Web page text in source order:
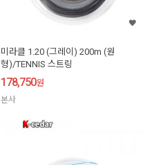
미라클 1.20 (그레이) 200m (원
형)/TENNIS 스트링
178,750원
본사